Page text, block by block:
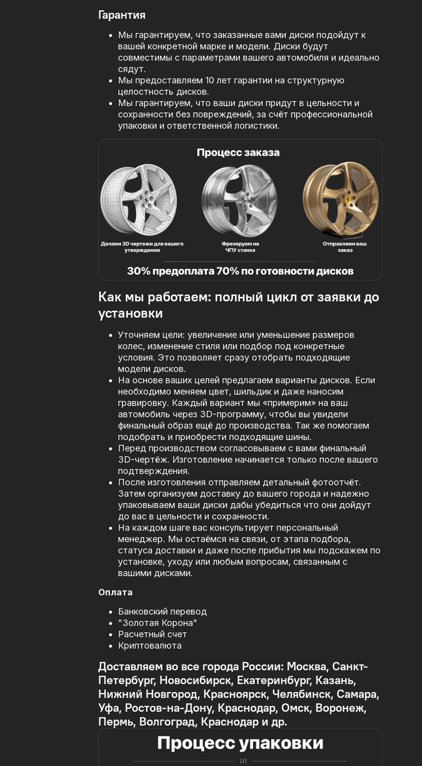
Гарантия
Мы гарантируем, что заказанные вами диски подойдут к
вашей конкретной марке и модели. Диски будут
совместимы с параметрами вашего автомобиля и идеально
сядут.
Мы предоставляем 10 лет гарантии на структурную
целостность дисков.
Мы гарантируем, что ваши диски придут в цельности и
сохранности без повреждений, за счёт профессиональной
упаковки и ответственной логистики.
Как мы работаем: полный цикл от заявки до
установки
Уточняем цели: увеличение или уменьшение размеров
колес, изменение стиля или подбор под конкретные
условия. Это позволяет сразу отобрать подходящие
модели дисков.
На основе ваших целей предлагаем варианты дисков. Если
необходимо меняем цвет, шильдик и даже наносим
гравировку. Каждый вариант мы «примерим» на ваш
автомобиль через 3D-программу, чтобы вы увидели
финальный образ ещё до производства. Так же помогаем
подобрать и приобрести подходящие шины.
Перед производством согласовываем с вами финальный
3D-чертёж. Изготовление начинается только после вашего
подтверждения.
После изготовления отправляем детальный фотоотчёт.
Затем организуем доставку до вашего города и надежно
упаковываем ваши диски дабы убедиться что они дойдут
до вас в цельности и сохранности.
На каждом шаге вас консультирует персональный
менеджер. Мы остаёмся на связи, от этапа подбора,
статуса доставки и даже после прибытия мы подскажем по
установке, уходу или любым вопросам, связанным с
вашими дисками.
Оплата
Банковский перевод
"Золотая Корона"
Расчетный счет
Криптовалюта
Доставляем во все города России: Москва, Санкт-
Петербург, Новосибирск, Екатеринбург, Казань,
Нижний Новгород, Красноярск, Челябинск, Самара,
Уфа, Ростов-на-Дону, Краснодар, Омск, Воронеж,
Пермь, Волгоград, Краснодар и др.